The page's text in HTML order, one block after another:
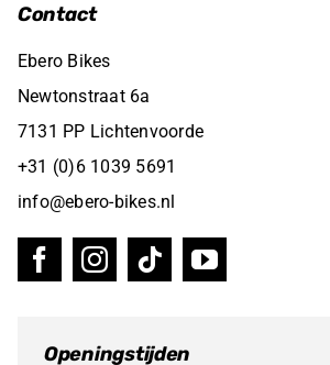
Contact
Ebero Bikes
Newtonstraat 6a
7131 PP Lichtenvoorde
+31 (0)6 1039 5691
info@ebero-bikes.nl
Openingstijden